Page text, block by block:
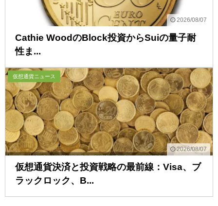
2026/08/07
Cathie WoodのBlock投資からSuiの量子耐
性ま...
2026/08/07
仮想通貨ニュース
仮想通貨決済と投資戦略の最前線：Visa、ブ
ラックロック、B...